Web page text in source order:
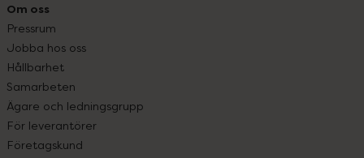
Om oss
Pressrum
Jobba hos oss
Hållbarhet
Samarbeten
Ägare och ledningsgrupp
För leverantörer
Företagskund